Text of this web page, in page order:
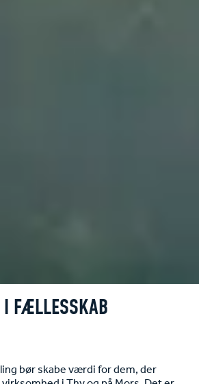
FÆLLESSKAB
bør skabe værdi for dem, der